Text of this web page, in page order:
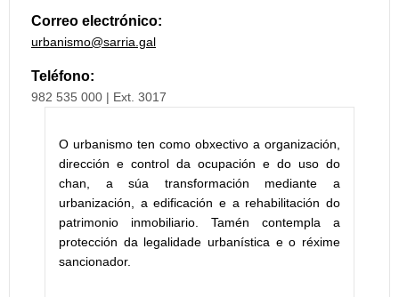
Correo electrónico:
urbanismo@sarria.gal
Teléfono:
982 535 000 | Ext. 3017
O urbanismo ten como obxectivo a organización,
dirección e control da ocupación e do uso do
chan, a súa transformación mediante a
urbanización, a edificación e a rehabilitación do
patrimonio inmobiliario. Tamén contempla a
protección da legalidade urbanística e o réxime
sancionador.